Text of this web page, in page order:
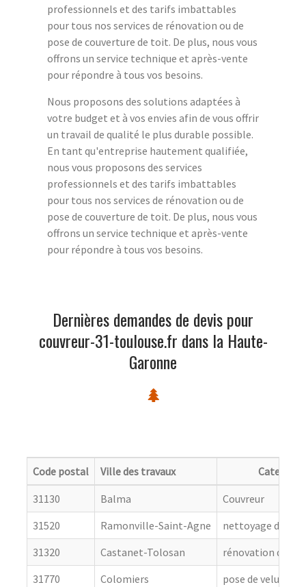
professionnels et des tarifs imbattables
pour tous nos services de rénovation ou de
pose de couverture de toit. De plus, nous vous
offrons un service technique et après-vente
pour répondre à tous vos besoins.
Nous proposons des solutions adaptées à
votre budget et à vos envies afin de vous offrir
un travail de qualité le plus durable possible.
En tant qu'entreprise hautement qualifiée,
nous vous proposons des services
professionnels et des tarifs imbattables
pour tous nos services de rénovation ou de
pose de couverture de toit. De plus, nous vous
offrons un service technique et après-vente
pour répondre à tous vos besoins.
Dernières demandes de devis pour
couvreur-31-toulouse.fr dans la Haute-
Garonne
Code postal Ville des travaux
Categorie
31130
Balma
Couvreur
31520
Ramonville-Saint-Agne
nettoyage de
31320
Castanet-Tolosan
rénovation de
31770
Colomiers
pose de velux